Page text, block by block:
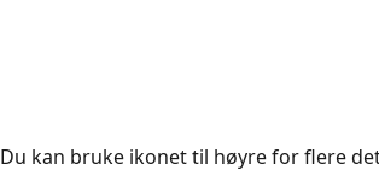
​Du kan bruke ikonet til høyre for flere